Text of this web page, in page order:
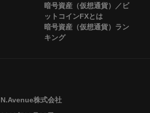
暗号資産（仮想通貨）／ビ
ットコインFXとは
暗号資産（仮想通貨）ラン
キング
N.Avenue株式会社